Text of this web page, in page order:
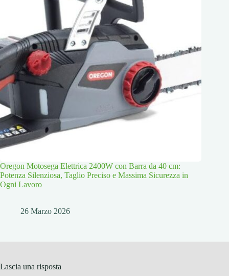
Oregon Motosega Elettrica 2400W con Barra da 40 cm:
Potenza Silenziosa, Taglio Preciso e Massima Sicurezza in
Ogni Lavoro
26 Marzo 2026
Lascia una risposta